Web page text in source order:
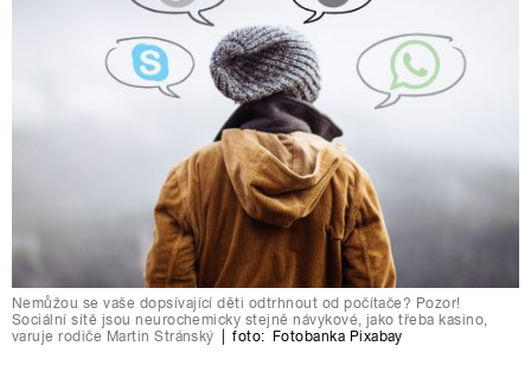
Nemůžou se vaše dopsívající děti odtrhnout od počítače? Pozor!
Sociální sítě jsou neurochemicky stejně návykové, jako třeba kasino,
varuje rodiče Martin Stránský
foto: Fotobanka Pixabay